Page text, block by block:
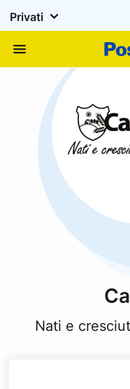
Privati
Nati e